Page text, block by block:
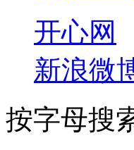
开心网
新浪微
按字母搜